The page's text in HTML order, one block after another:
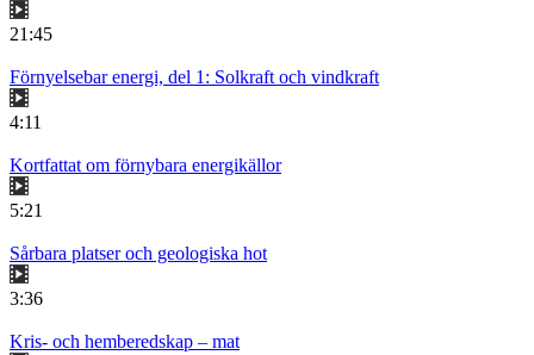
21:45
Förnyelsebar energi, del 1: Solkraft och vindkraft
4:11
Kortfattat om förnybara energikällor
5:21
Sårbara platser och geologiska hot
3:36
Kris- och hemberedskap – mat